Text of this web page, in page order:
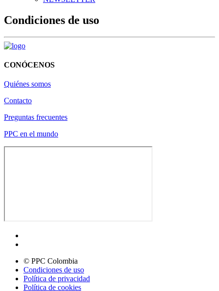
Condiciones de uso
CONÓCENOS
Quiénes somos
Contacto
Preguntas frecuentes
PPC en el mundo
© PPC Colombia
Condiciones de uso
Política de privacidad
Política de cookies